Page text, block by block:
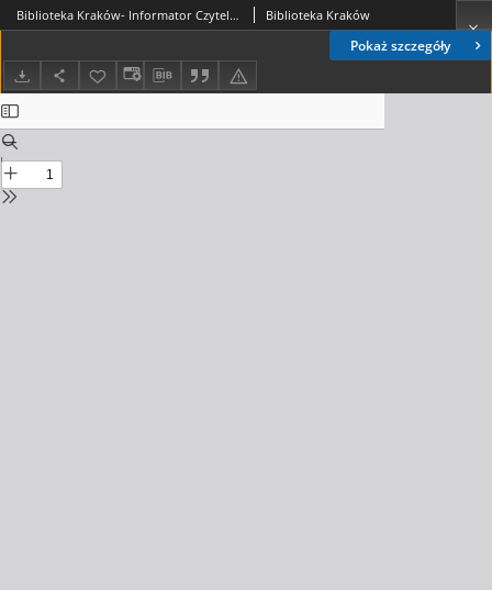
Pokaż szczegóły
Biblioteka Kraków- Informator Czytelniczo-Kulturalny, 2021. 06. nr 6 (43) Biblioteka Kraków